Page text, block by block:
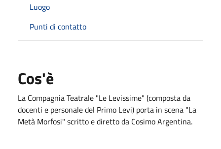
Luogo
Punti di contatto
Cos'è
La Compagnia Teatrale "Le Levissime" (composta da
docenti e personale del Primo Levi) porta in scena "La
Metà Morfosi" scritto e diretto da Cosimo Argentina.